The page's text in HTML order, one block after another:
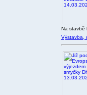
Na stavbě
Výstavba,